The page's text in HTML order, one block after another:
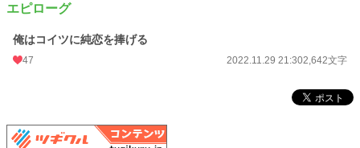
エピローグ
俺はコイツに純恋を捧げる
47 2022.11.29 21:302,642文字